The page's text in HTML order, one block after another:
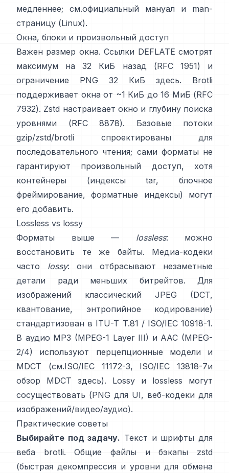
медленнее; см.официальный мануал
и man-
страницу (Linux).
Окна, блоки и произвольный доступ
Важен размер окна. Ссылки DEFLATE смотрят
максимум на 32 КиБ назад
(RFC 1951)
и
ограничение PNG 32 КиБ
здесь. Brotli
поддерживает окна от ~1 КиБ до 16 МиБ (RFC
7932). Zstd настраивает окно и глубину поиска
уровнями
(RFC 8878). Базовые потоки
gzip/zstd/brotli спроектированы для
последовательного чтения; сами форматы не
гарантируют произвольный доступ, хотя
контейнеры (индексы tar, блочное
фреймирование, форматные индексы) могут
его добавить.
Lossless vs lossy
Форматы выше — lossless: можно
восстановить те же байты. Медиа-кодеки
часто lossy: они отбрасывают незаметные
детали ради меньших битрейтов. Для
изображений классический JPEG (DCT,
квантование, энтропийное кодирование)
стандартизован в ITU-T T.81 / ISO/IEC 10918-1.
В аудио MP3 (MPEG-1 Layer III) и AAC (MPEG-
2/4) используют перцепционные модели и
MDCT (см.ISO/IEC 11172-3, ISO/IEC 13818-7и
обзор MDCT
здесь). Lossy и lossless могут
сосуществовать (PNG для UI, веб-кодеки для
изображений/видео/аудио).
Практические советы
Выбирайте под задачу. Текст и шрифты для
веба
brotli. Общие файлы и бэкапы
zstd
(быстрая декомпрессия и уровни для обмена